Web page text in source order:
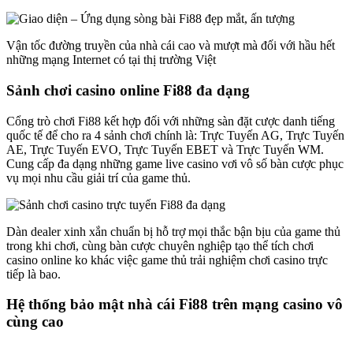
Vận tốc đường truyền của nhà cái cao và mượt mà đối với hầu hết
những mạng Internet có tại thị trường Việt
Sảnh chơi casino online Fi88 đa dạng
Cổng trò chơi Fi88 kết hợp đối với những sàn đặt cược danh tiếng
quốc tế để cho ra 4 sảnh chơi chính là: Trực Tuyến AG, Trực Tuyến
AE, Trực Tuyến EVO, Trực Tuyến EBET và Trực Tuyến WM.
Cung cấp đa dạng những game live casino vơi vô số bàn cược phục
vụ mọi nhu cầu giải trí của game thủ.
Dàn dealer xinh xắn chuẩn bị hỗ trợ mọi thắc bận bịu của game thủ
trong khi chơi, cùng bàn cược chuyên nghiệp tạo thể tích chơi
casino online ko khác việc game thủ trải nghiệm chơi casino trực
tiếp là bao.
Hệ thống bảo mật nhà cái Fi88 trên mạng casino vô
cùng cao